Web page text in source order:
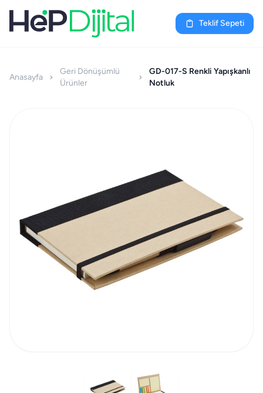
Teklif Sepeti
Anasayfa
Geri Dönüşümlü
Ürünler
GD-017-S Renkli Yapışkanlı
Notluk